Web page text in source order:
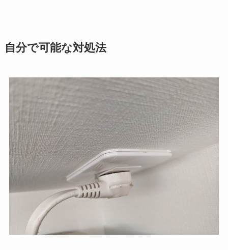
自分で可能な対処法